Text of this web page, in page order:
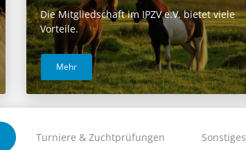
Die Mitgliedschaft im IPZV e.V. bietet viele
Vorteile.
Mehr
Turniere & Zuchtprüfungen Sonstiges